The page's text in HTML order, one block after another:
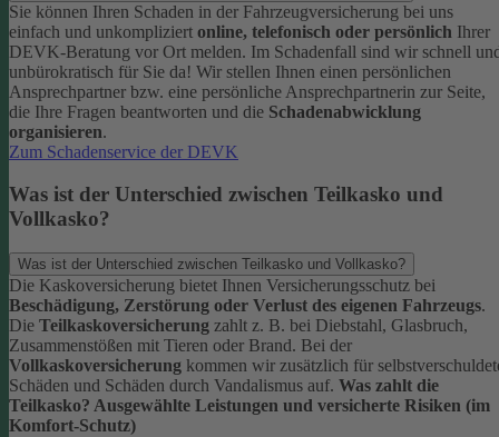
Sie können Ihren Schaden in der Fahrzeugversicherung bei uns
einfach und unkompliziert online, telefonisch oder persönlich Ihrer
DEVK-Beratung vor Ort melden. Im Schadenfall sind wir schnell
unbürokratisch für Sie da! Wir stellen Ihnen einen persönlichen
Ansprechpartner bzw. eine persönliche Ansprechpartnerin zur Seite,
die Ihre Fragen beantworten und die Schadenabwicklung
organisieren.
Zum Schadenservice der DEVK
Was ist der Unterschied zwischen Teilkasko und
Vollkasko?
Was ist der Unterschied zwischen Teilkasko und Vollkasko?
Die Kaskoversicherung bietet Ihnen Versicherungsschutz bei
Beschädigung, Zerstörung oder Verlust des eigenen Fahrzeugs.
Die Teilkaskoversicherung zahlt z. B. bei Diebstahl, Glasbruch,
Zusammenstößen mit Tieren oder Brand. Bei der
Vollkaskoversicherung kommen wir zusätzlich für
Schäden und Schäden durch Vandalismus auf. Was zahlt die
Teilkasko? Ausgewählte Leistungen und versicherte Risiken (im
Komfort-Schutz)